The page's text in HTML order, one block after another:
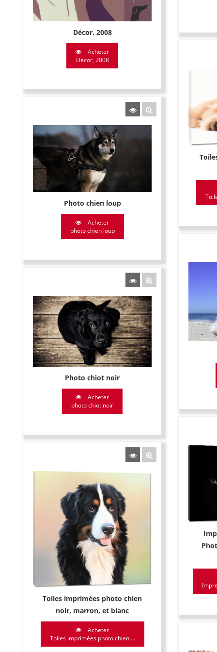
Décor, 2008
Acheter
Décor, 2008
Photo chien loup
Acheter
photo chien loup
Photo chiot noir
Acheter
photo chiot noir
Toiles imprimées photo chien
noir, marron, et blanc
Acheter
Toiles imprimées photo chien ...